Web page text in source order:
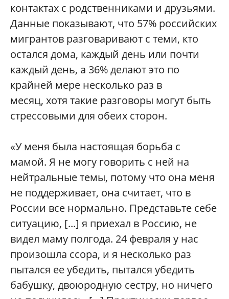
контактах с родственниками и друзьями.
Данные показывают, что 57% российских
мигрантов разговаривают с теми, кто
остался дома, каждый день или почти
каждый день, а 36% делают это по
крайней мере несколько раз в
месяц, хотя такие разговоры могут быть
стрессовыми для обеих сторон.
«У меня была настоящая борьба с
мамой. Я не могу говорить с ней на
нейтральные темы, потому что она меня
не поддерживает, она считает, что в
России все нормально. Представьте себе
ситуацию, [...] я приехал в Россию, не
видел маму полгода. 24 февраля у нас
произошла ссора, и я несколько раз
пытался ее убедить, пытался убедить
бабушку, двоюродную сестру, но ничего